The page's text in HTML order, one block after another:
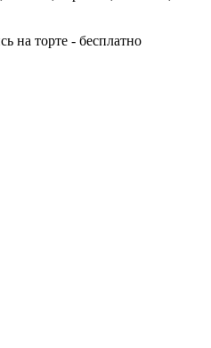
на торте - бесплатно